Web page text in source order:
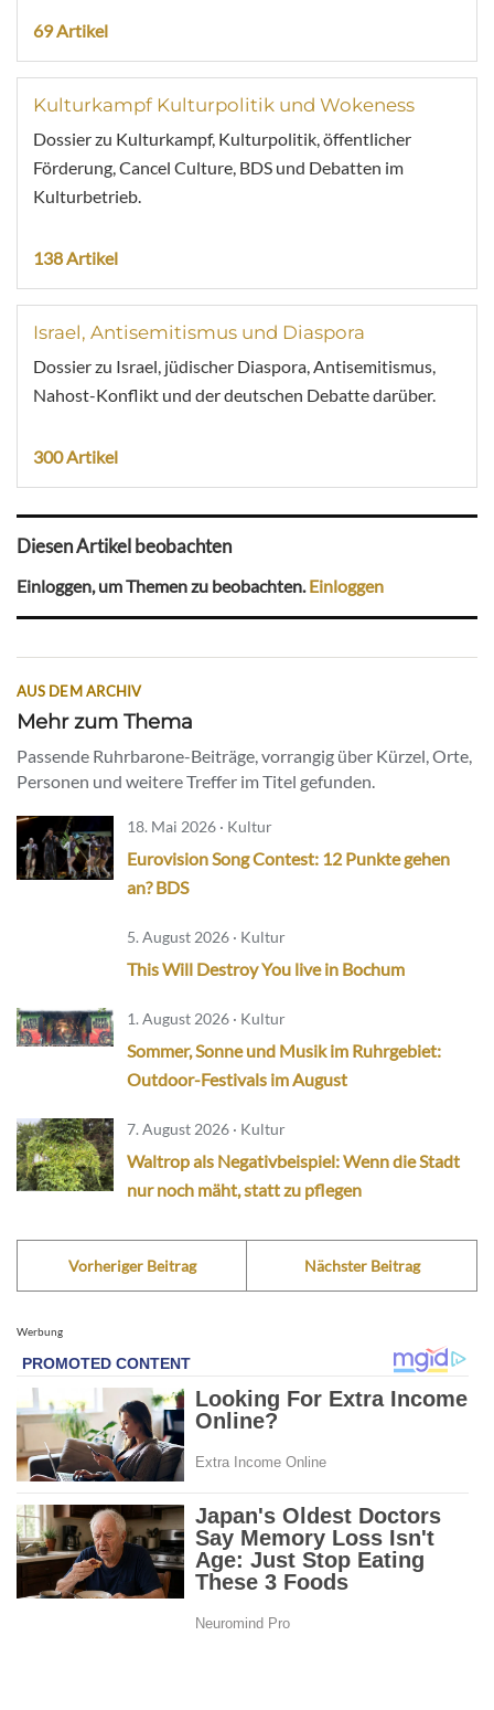
69 Artikel
Kulturkampf Kulturpolitik und Wokeness
Dossier zu Kulturkampf, Kulturpolitik, öffentlicher
Förderung, Cancel Culture, BDS und Debatten im
Kulturbetrieb.
138 Artikel
Israel, Antisemitismus und Diaspora
Dossier zu Israel, jüdischer Diaspora, Antisemitismus,
Nahost-Konflikt und der deutschen Debatte darüber.
300 Artikel
Diesen Artikel beobachten
Einloggen, um Themen zu beobachten.Einloggen
AUS DEM ARCHIV
Mehr zum Thema
Passende Ruhrbarone-Beiträge, vorrangig über Kürzel, Orte,
Personen und weitere Treffer im Titel gefunden.
18. Mai 2026 · Kultur
Eurovision Song Contest: 12 Punkte gehen
an? BDS
5. August 2026 · Kultur
This Will Destroy You live in Bochum
1. August 2026 · Kultur
Sommer, Sonne und Musik im Ruhrgebiet:
Outdoor-Festivals im August
7. August 2026 · Kultur
Waltrop als Negativbeispiel: Wenn die Stadt
nur noch mäht, statt zu pflegen
Vorheriger Beitrag Nächster Beitrag
Werbung